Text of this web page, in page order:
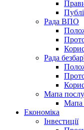
Рада ВПО
Рада
Мапа
Мапа
Економіка
Інвестиції